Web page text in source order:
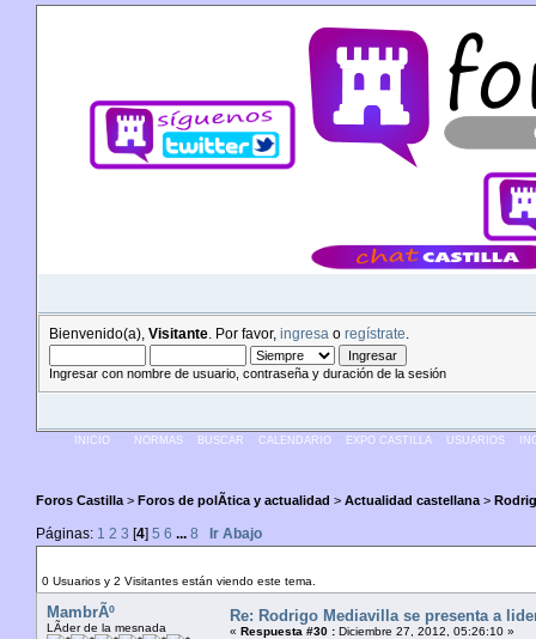
Bienvenido(a), Visitante . Por favor, ingresa o regístrate
Ingresar con nombre de usuario, contraseña y duración de la sesión
INICIO NORMAS BUSCAR CALENDARIO EXPO CASTILLA USUARIOS
Foros Castilla > Foros de polÃ­tica y actualidad > Actualidad castellana >
Páginas: 1 2 3 [4] 5 6 ... 8
Ir Abajo
0 Usuarios y 2 Visitantes están viendo este tema.
MambrÃº
LÃ­der de la mesnada
Re: Rodrigo Mediavilla se presenta a
« Respuesta #30 : Diciembre 27, 2012, 05:26:10 »